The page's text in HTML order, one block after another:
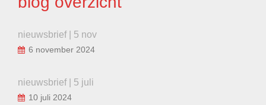
nieuwsbrief | 5 nov
6 november 2024
nieuwsbrief | 5 juli
10 juli 2024